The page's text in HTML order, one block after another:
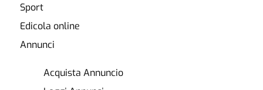
Sport
Edicola online
Annunci
Acquista Annuncio